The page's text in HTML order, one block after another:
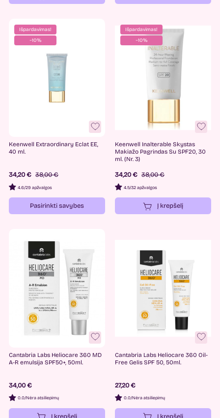
Išpardavimas!
−10%
Keenwell Extraordinary Eclat EE,
40 ml.
34,20 € 38,00 €
4.6/29 apžvalgos
Pasirinkti savybes
Išpardavimas!
−10%
Keenwell Inalterable Skystas
Makiažo Pagrindas Su SPF20, 30
ml. (Nr. 3)
34,20 € 38,00 €
4.5/32 apžvalgos
Į krepšelį
Cantabria Labs Heliocare 360 MD
A-R emulsija SPF50+, 50ml.
34,00 €
0.0/Nėra atsiliepimų
Į krepšelį
Cantabria Labs Heliocare 360 Oil-
Free Gelis SPF 50, 50ml.
27,20 €
0.0/Nėra atsiliepimų
Į krepšelį